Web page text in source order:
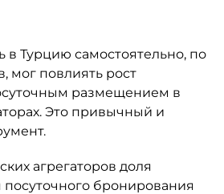
в Турцию самостоятельно, по
мог повлиять рост
размещением в
Это привычный и
агрегаторов доля
бронирования